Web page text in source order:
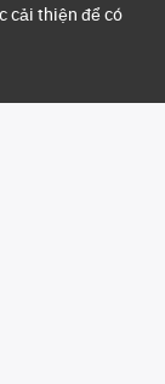
cải thiện để có